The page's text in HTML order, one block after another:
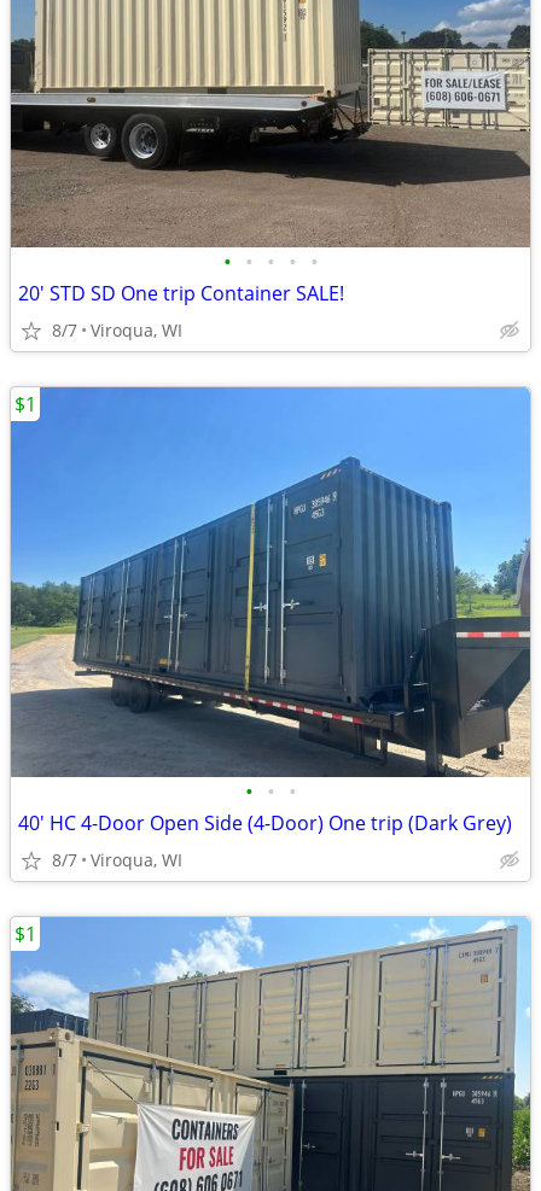
• • • • •
20' STD SD One trip Container SALE!
8/7 Viroqua, WI
• • •
40' HC 4-Door Open Side (4-Door) One trip (Dark Grey)
8/7 Viroqua, WI
$1
$1